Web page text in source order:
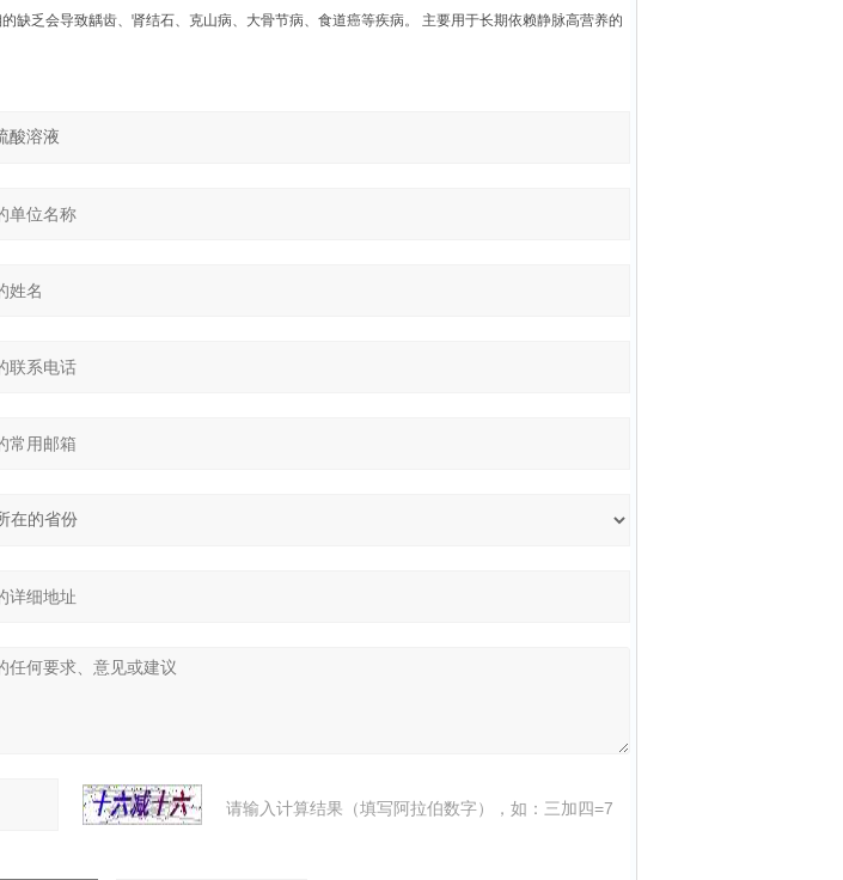
缺乏会导致龋齿、肾结石、克山病、大骨节病、食道癌等疾病。 主要用于长期依赖静脉高营养的
请输入计算结果（填写阿拉伯数字），如：三加四=7